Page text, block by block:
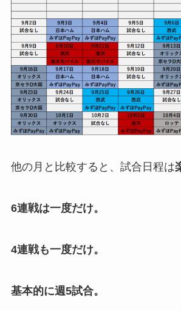
他の月と比較すると、試合日程は
6連戦は一度だけ。
4連戦も一度だけ。
基本的に週5試合。